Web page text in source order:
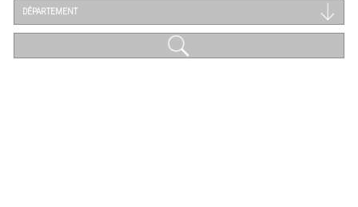
DÉPARTEMENT